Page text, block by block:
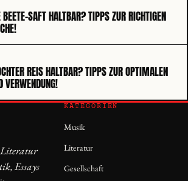
SAFT HALTBAR? TIPPS ZUR RICHTIGEN
REIS HALTBAR? TIPPS ZUR OPTIMALEN
VERWENDUNG!
Essays
KATEGORIEN
Musik
Literatur
Gesellschaft